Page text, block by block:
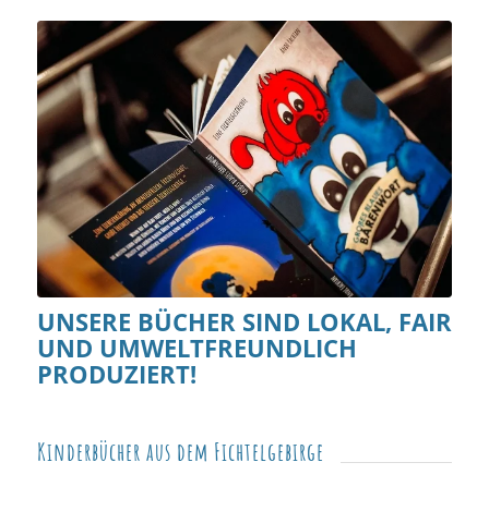
UNSERE BÜCHER SIND LOKAL, FAIR
UND UMWELTFREUNDLICH
PRODUZIERT!
Kinderbücher aus dem Fichtelgebirge